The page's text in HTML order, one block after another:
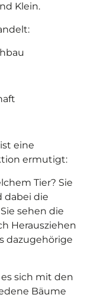
Klein.
eine
ermutigt:
Tier? Sie
dabei die
sehen die
Herausziehen
dazugehörige
sich mit den
Bäume